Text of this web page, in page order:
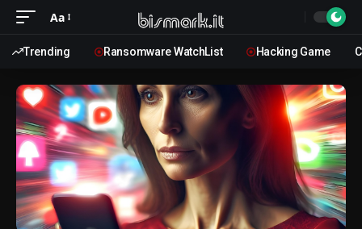
Aa
Trending Ransomware WatchList Hacking Game